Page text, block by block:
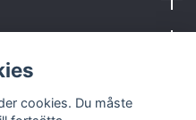
cookies. Du måste